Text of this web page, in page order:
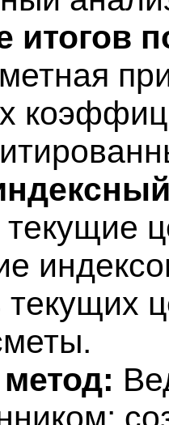
итогов
текущие